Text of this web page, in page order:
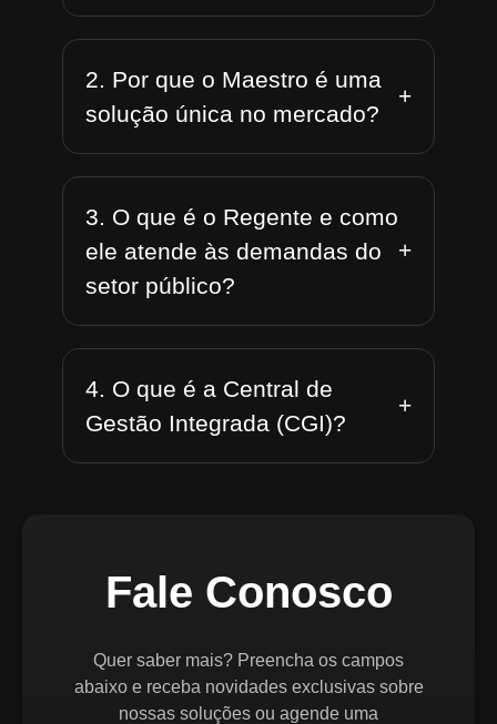
2. Por que o Maestro é uma
solução única no mercado?
+
3. O que é o Regente e como
ele atende às demandas do
setor público?
+
4. O que é a Central de
Gestão Integrada (CGI)?
+
Fale Conosco
Quer saber mais? Preencha os campos
abaixo e receba novidades exclusivas sobre
nossas soluções ou agende uma